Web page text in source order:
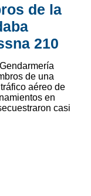
de la
210
de una
aéreo de
en
casi